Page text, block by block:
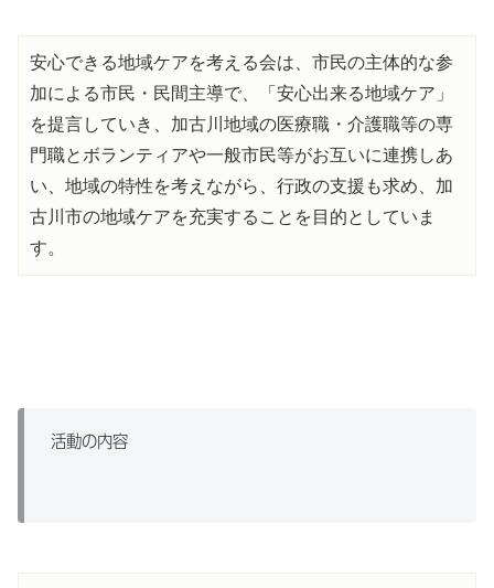
安心できる地域ケアを考える会は、市民の主体的な参
加による市民・民間主導で、「安心出来る地域ケア」
を提言していき、加古川地域の医療職・介護職等の専
門職とボランティアや一般市民等がお互いに連携しあ
い、地域の特性を考えながら、行政の支援も求め、加
古川市の地域ケアを充実することを目的としていま
す。
活動の内容